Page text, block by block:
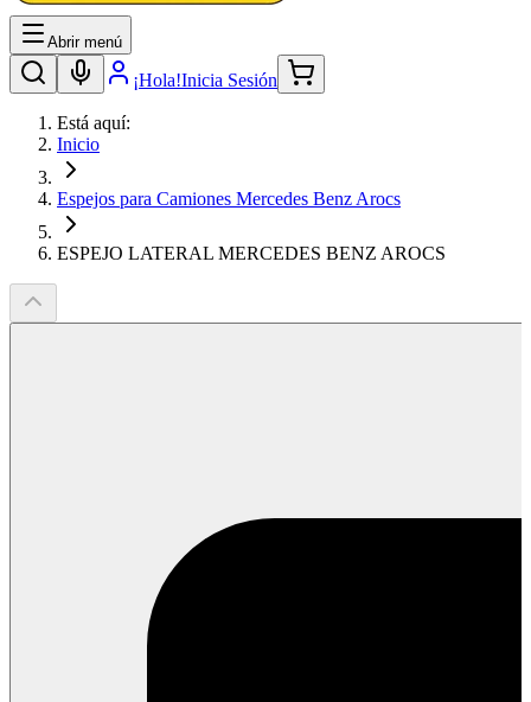
Abrir menú
¡Hola!Inicia Sesión
Está aquí:
Inicio
Espejos para Camiones Mercedes Benz Arocs
ESPEJO LATERAL MERCEDES BENZ AROCS